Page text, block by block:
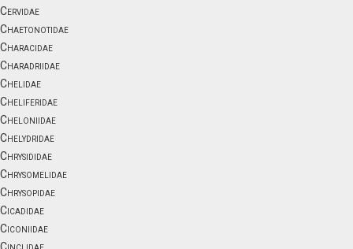
Cervidae
Chaetonotidae
Characidae
Charadriidae
Chelidae
Cheliferidae
Cheloniidae
Chelydridae
Chrysididae
Chrysomelidae
Chrysopidae
Cicadidae
Ciconiidae